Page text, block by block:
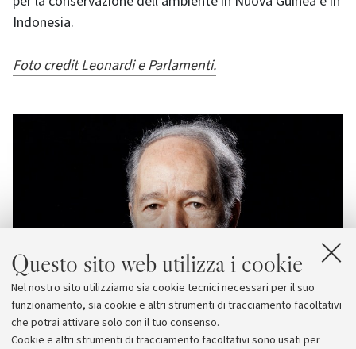
Questo sito web utilizza i cookie
Nel nostro sito utilizziamo sia cookie tecnici necessari per il suo
funzionamento, sia cookie e altri strumenti di tracciamento facoltativi
che potrai attivare solo con il tuo consenso.
Cookie e altri strumenti di tracciamento facoltativi sono usati per
Indonesia.
Foto credit Leonardi e Parlamenti.